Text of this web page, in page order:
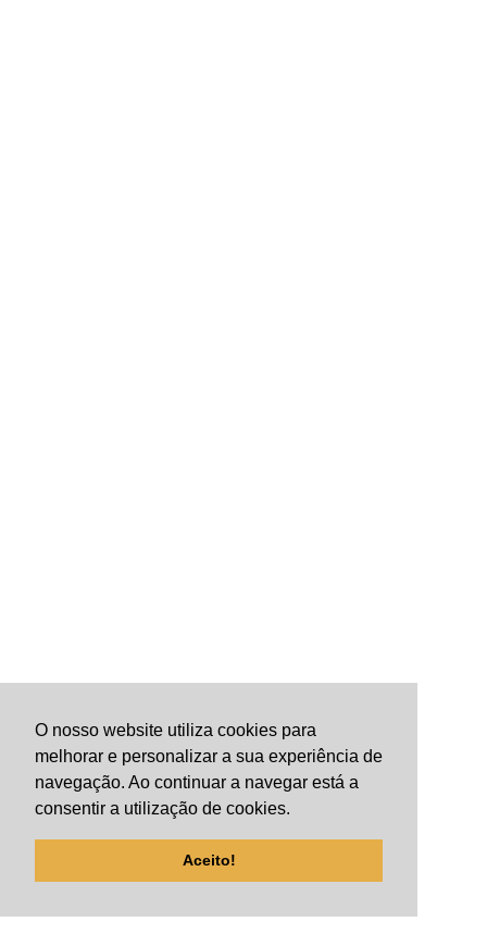
O nosso website utiliza cookies para
melhorar e personalizar a sua experiência de
navegação. Ao continuar a navegar está a
consentir a utilização de cookies.
Aceito!